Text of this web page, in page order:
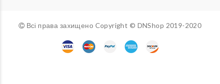
Всі права захищено Copyright © DNShop 2019-2020